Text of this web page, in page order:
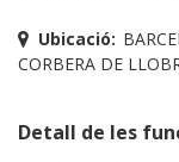
Ubicació:
CORBERA DE
Detall de les